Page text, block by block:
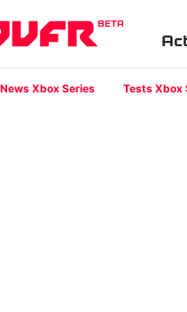
BETA
News Xbox Series Tests Xbox